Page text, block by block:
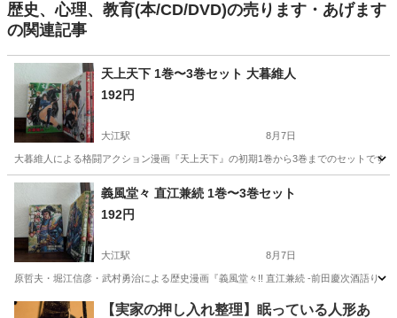
歴史、心理、教育(本/CD/DVD)の売ります・あげます
の関連記事
天上天下 1巻〜3巻セット 大暮維人
192円
大江駅 8月7日
大暮維人による格闘アクション漫画『天上天下』の初期1巻から3巻までのセットで
愛知 名古屋市 大江駅 マンガ、コミック、アニメ
義風堂々 直江兼続 1巻〜3巻セット
192円
大江駅 8月7日
原哲夫・堀江信彦・武村勇治による歴史漫画『義風堂々!! 直江兼続 -前田慶次酒語り-
愛知 名古屋市 大江駅 マンガ、コミック、アニメ 歴史漫画
【実家の押し入れ整理】眠っている人形あ